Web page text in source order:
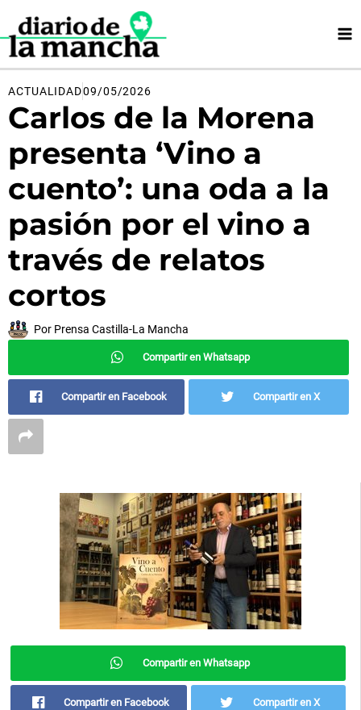
contenido
ACTUALIDAD09/05/2026
Carlos de la Morena
presenta ‘Vino a
cuento’: una oda a la
pasión por el vino a
través de relatos
cortos
Por Prensa Castilla-La Mancha
Compartir en Whatsapp
Compartir en Facebook Compartir en X
Compartir en Whatsapp
Compartir en Facebook Compartir en X